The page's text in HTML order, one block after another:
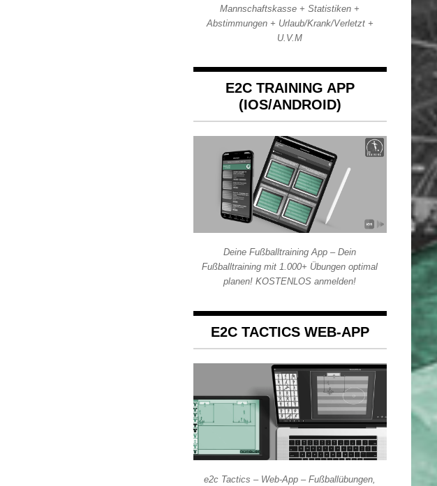
Mannschaftskasse + Statistiken +
Abstimmungen + Urlaub/Krank/Verletzt +
U.V.M
E2C TRAINING APP
(IOS/ANDROID)
Deine Fußballtraining App – Dein
Fußballtraining mit 1.000+ Übungen optimal
planen! KOSTENLOS anmelden!
E2C TACTICS WEB-APP
e2c Tactics – Web-App – Fußballübungen,